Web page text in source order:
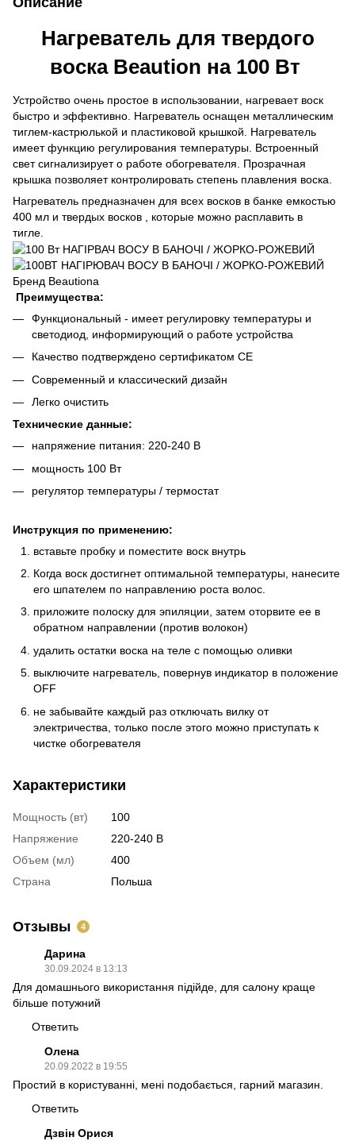
Нагреватель для твердого
воска Beaution на 100 Вт
Устройство очень простое в использовании, нагревает воск
быстро и эффективно. Нагреватель оснащен металлическим
тиглем-кастрюлькой и пластиковой крышкой. Нагреватель
имеет функцию регулирования температуры. Встроенный
свет сигнализирует о работе обогревателя. Прозрачная
крышка позволяет контролировать степень плавления воска.
Нагреватель предназначен для всех восков в банке емкостью
400 мл и твердых восков , которые можно расплавить в
тигле.
Преимущества:
Функциональный - имеет регулировку температуры и
светодиод, информирующий о работе устройства
Качество подтверждено сертификатом CE
Современный и классический дизайн
Легко очистить
Технические данные:
напряжение питания: 220-240 В
мощность 100 Вт
регулятор температуры / термостат
Инструкция по применению:
вставьте пробку и поместите воск внутрь
Когда воск достигнет оптимальной температуры, нанесите
его шпателем по направлению роста волос.
приложите полоску для эпиляции, затем оторвите ее в
обратном направлении (против волокон)
удалить остатки воска на теле с помощью оливки
выключите нагреватель, повернув индикатор в положение
OFF
не забывайте каждый раз отключать вилку от
электричества, только после этого можно приступать к
чистке обогревателя
Характеристики
Мощность (вт)
100
Напряжение
220-240 В
Объем (мл)
400
Страна
Польша
Отзывы 4
Дарина
30.09.2024 в 13:13
Для домашнього використання підійде, для салону краще
більше потужний
Ответить
Олена
20.09.2022 в 19:55
Простий в користуванні, мені подобається, гарний магазин.
Ответить
Дзвін Орися